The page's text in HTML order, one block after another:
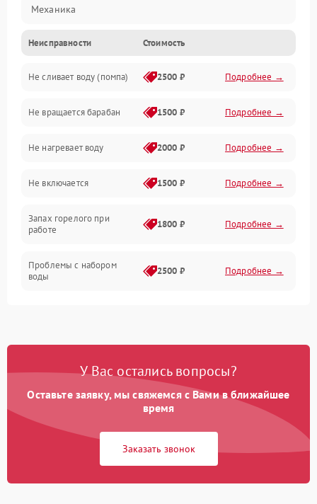
Механика
Электропитание
Водоснабжение
Слив
Программное обеспечение
Неисправности Стоимость
Не сливает воду (помпа) 2500 ₽ Подробнее →
Не вращается барабан 1500 ₽ Подробнее →
Не нагревает воду 2000 ₽ Подробнее →
Не включается 1500 ₽ Подробнее →
Запах горелого при
работе
1800 ₽ Подробнее →
Проблемы с набором
воды
2500 ₽ Подробнее →
Замена платы управления 2200 ₽ Подробнее →
У Вас остались вопросы?
Оставьте заявку, мы свяжемся с Вами в ближайшее
время
Заказать звонок